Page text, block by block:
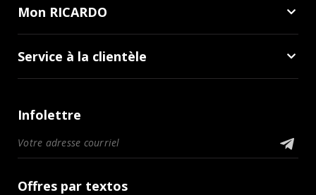
Mon RICARDO
Service à la clientèle
Infolettre
Offres par textos